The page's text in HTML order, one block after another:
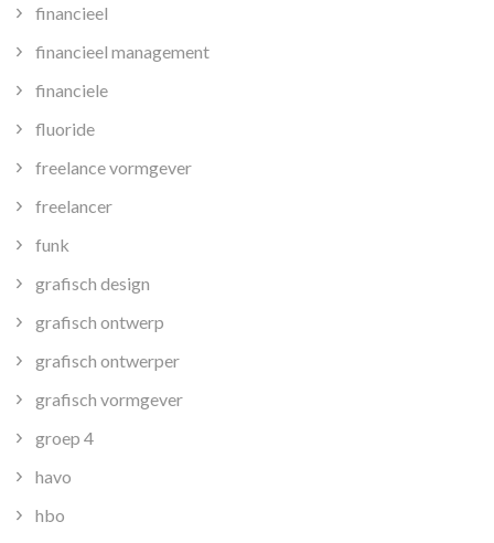
financieel
financieel management
financiele
fluoride
freelance vormgever
freelancer
funk
grafisch design
grafisch ontwerp
grafisch ontwerper
grafisch vormgever
groep 4
havo
hbo